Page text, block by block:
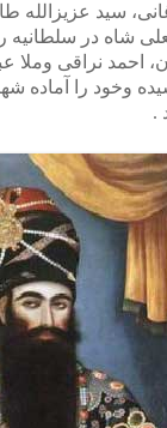
سید عزیزالله
شاه در سلطانیه
احمد نراقی وملا
وخود را آماده
.